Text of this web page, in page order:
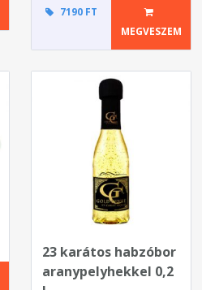
7190 FT
MEGVESZEM
23 karátos habzóbor
aranypelyhekkel 0,2